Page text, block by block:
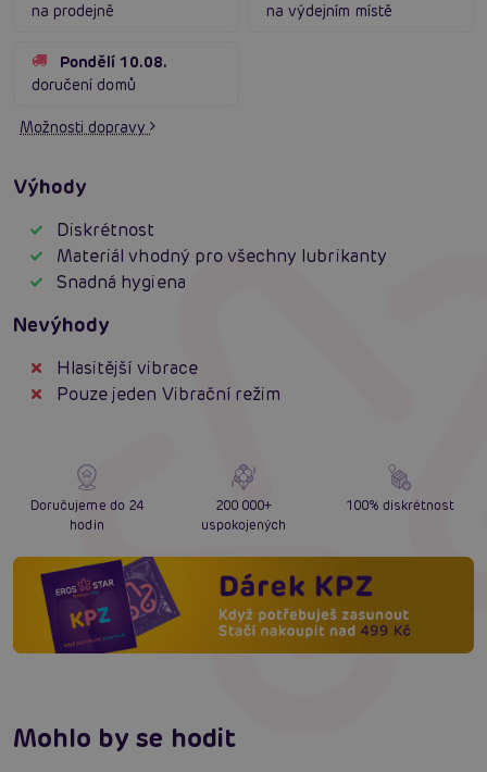
na prodejně
na výdejním místě
Pondělí 10.08.
doručení domů
Možnosti dopravy
Výhody
Diskrétnost
Materiál vhodný pro všechny lubrikanty
Snadná hygiena
Nevýhody
Hlasitější vibrace
Pouze jeden Vibrační režim
Doručujeme do 24
hodin
200 000+
uspokojených
100% diskrétnost
Mohlo by se hodit